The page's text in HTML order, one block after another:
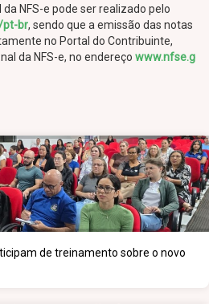
NFS-e pode ser realizado pelo
pt-br, sendo que a emissão das notas
no Portal do Contribuinte,
da NFS-e, no endereço www.nfse.g
de treinamento sobre o novo